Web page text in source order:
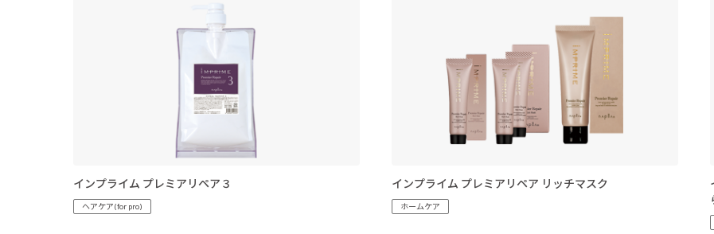
インプライム プレミアリペア３
ヘアケア(for pro)
インプライム プレミアリペア リッチマスク
ホームケア